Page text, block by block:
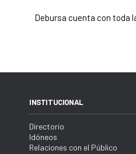
Debursa cuenta con toda
INSTITUCIONAL
Directorio
Idóneos
Relaciones con el Público